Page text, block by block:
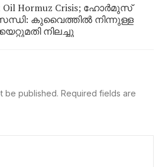
Oil Hormuz Crisis; ഹോർമുസ്
കുവൈത്തിൽ നിന്നുള്ള
നിലച്ചു
be published. Required fields are